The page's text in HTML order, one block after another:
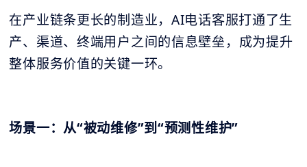
在产业链条更长的制造业，AI电话客服打通了生
产、渠道、终端用户之间的信息壁垒，成为提升
整体服务价值的关键一环。
场景一：从“被动维修”到“预测性维护”